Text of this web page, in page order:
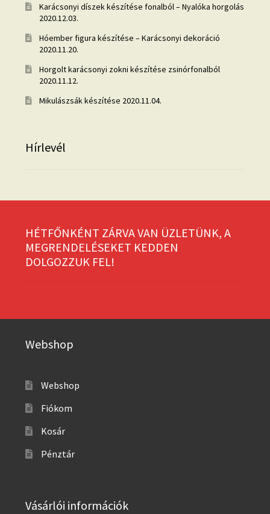
Karácsonyi díszek készítése fonalból – Nyalóka horgolás
2020.12.03.
Hóember figura készítése – Karácsonyi dekoráció
2020.11.20.
Horgolt karácsonyi zokni készítése zsinórfonalból
2020.11.12.
Mikulászsák készítése 2020.11.04.
Hírlevél
HÉTFŐNKÉNT ZÁRVA VAN ÜZLETÜNK, A
MEGRENDELÉSEKET KEDDEN
DOLGOZZUK FEL!
Webshop
Webshop
Fiókom
Kosár
Pénztár
Vásárlói információk